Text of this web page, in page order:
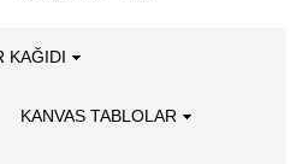
KAĞIDI
KANVAS TABLOLAR